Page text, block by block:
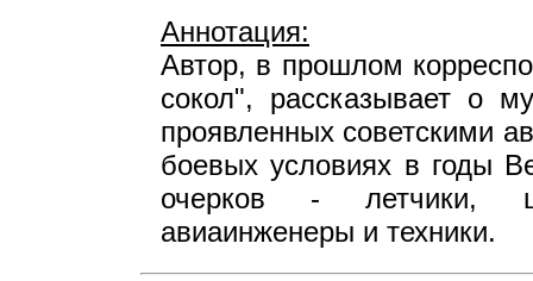
Аннотация:
Автор, в прошлом
сокол", рассказывает о
проявленных советскими
боевых условиях в годы
очерков - летчики,
авиаинженеры и техники.